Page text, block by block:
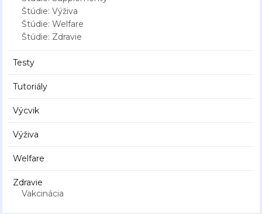
Štúdie: Výživa
Štúdie: Welfare
Štúdie: Zdravie
Testy
Tutoriály
Výcvik
Výživa
Welfare
Zdravie
Vakcinácia